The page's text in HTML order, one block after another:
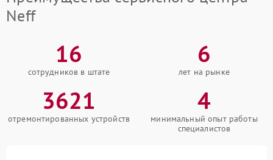
Neff
16
сотрудников в штате
6
лет на рынке
3621
отремонтированных устройств
4
минимальный опыт работы
специалистов